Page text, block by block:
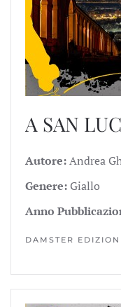
A SAN
Autore:Andrea
Genere: Giallo
Anno
DAMSTER